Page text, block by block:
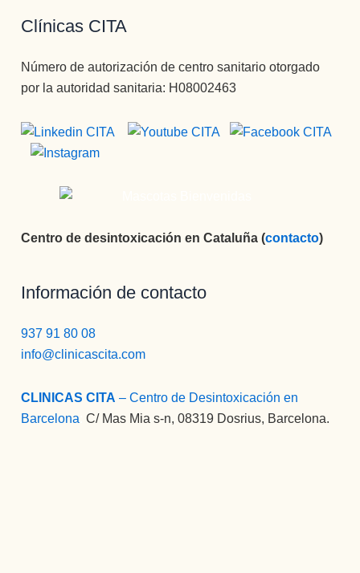
Clínicas CITA
Número de autorización de centro sanitario otorgado
por la autoridad sanitaria: H08002463
Centro de desintoxicación en Cataluña (contacto)
Información de contacto
937 91 80 08
info@clinicascita.com
CLINICAS CITA – Centro de Desintoxicación en
Barcelona :C/ Mas Mia s-n, 08319 Dosrius, Barcelona.